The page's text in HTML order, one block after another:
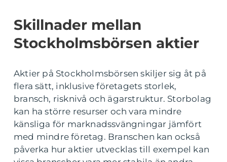
Skillnader mellan
Stockholmsbörsen aktier
Aktier på Stockholmsbörsen skiljer sig åt på
flera sätt, inklusive företagets storlek,
bransch, risknivå och ägarstruktur. Storbolag
kan ha större resurser och vara mindre
känsliga för marknadssvängningar jämfört
med mindre företag. Branschen kan också
påverka hur aktier utvecklas till exempel kan